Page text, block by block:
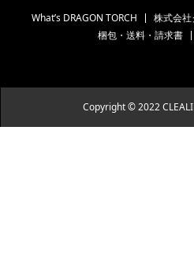
What’s DRAGON TORCH
株式会
梱包・送料・請求書
Copyright © 2022